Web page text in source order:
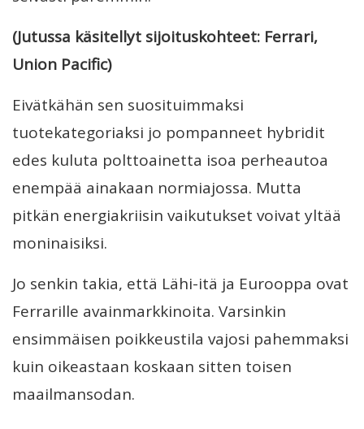
(Jutussa käsitellyt sijoituskohteet: Ferrari,
Union Pacific)
Eivätkähän sen suosituimmaksi
tuotekategoriaksi jo pompanneet hybridit
edes kuluta polttoainetta isoa perheautoa
enempää ainakaan normiajossa. Mutta
pitkän energiakriisin vaikutukset voivat yltää
moninaisiksi.
Jo senkin takia, että Lähi-itä ja Eurooppa ovat
Ferrarille avainmarkkinoita. Varsinkin
ensimmäisen poikkeustila vajosi pahemmaksi
kuin oikeastaan koskaan sitten toisen
maailmansodan.